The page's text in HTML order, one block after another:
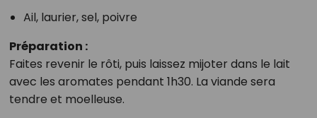
Ail, laurier, sel, poivre
Préparation :
Faites revenir le rôti, puis laissez mijoter dans le lait
avec les aromates pendant 1h30. La viande sera
tendre et moelleuse.